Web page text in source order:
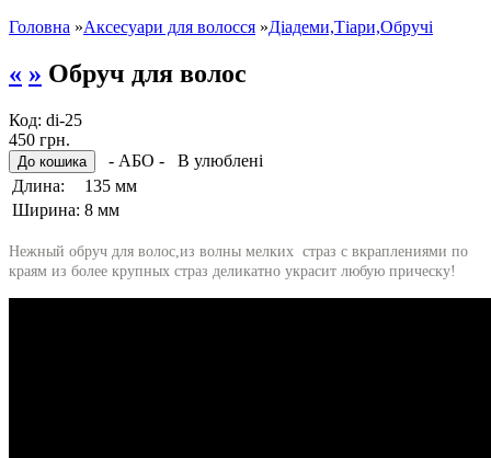
Головна »Аксесуари для волосся »Діадеми,Тіари,Обручі
« » Обруч для волос
Код: di-25
450 грн.
- АБО -
В улюблені
Длина:
135 мм
Ширина: 8 мм
Нежный обруч для волос,из волны мелких страз с вкраплениями по
краям из более крупных страз деликатно украсит любую прическу!